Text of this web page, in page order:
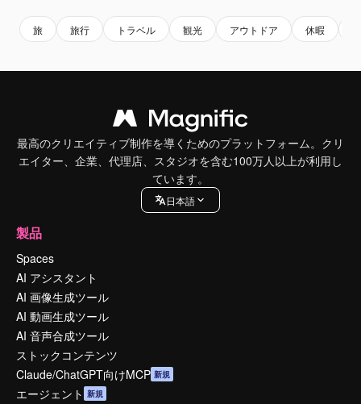
旅 旅行 トラベル 観光 アウトドア 休暇
最高のクリエイティブ制作を導くためのプラットフォーム。クリ
エイター、企業、代理店、スタジオを含む100万人以上が利用し
ています。
日本語
製品
Spaces
AI アシスタント
AI 画像生成ツール
AI 動画生成ツール
AI 音声合成ツール
ストックコンテンツ
Claude/ChatGPT向けMCP 新規
エージェント 新規